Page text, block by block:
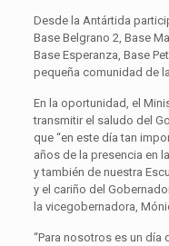
Desde la Antártida
Base Belgrano 2, Base
Base Esperanza, Base
pequeña comunidad de
En la oportunidad, el
transmitir el saludo del
que “en este día tan
años de la presencia en
y también de nuestra
y el cariño del
la vicegobernadora,
“Para nosotros es un día